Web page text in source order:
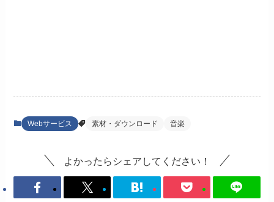
Webサービス 素材・ダウンロード 音楽
よかったらシェアしてください！